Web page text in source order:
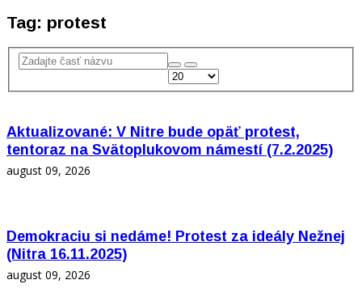
Tag: protest
Aktualizované: V Nitre bude opäť protest,
tentoraz na Svätoplukovom námestí (7.2.2025)
august 09, 2026
Demokraciu si nedáme! Protest za ideály Nežnej
(Nitra 16.11.2025)
august 09, 2026